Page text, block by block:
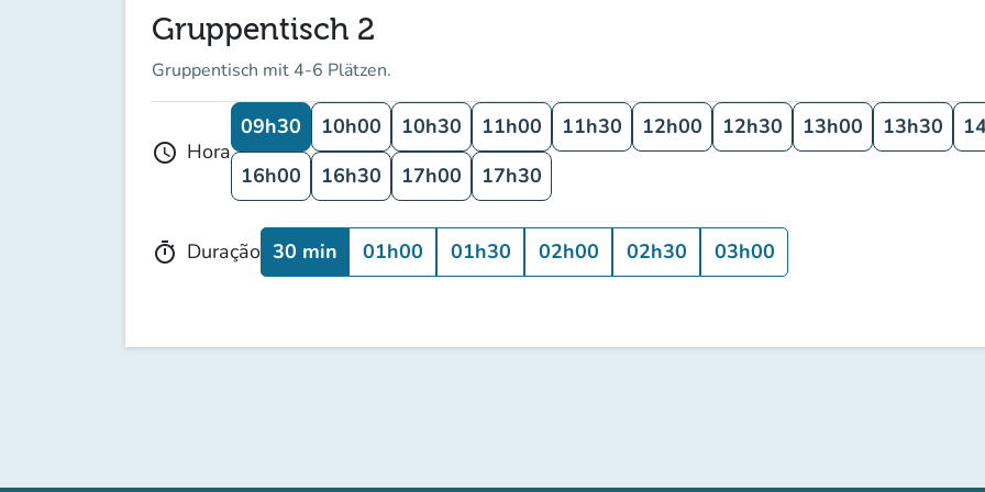
Gruppentisch 2
Gruppentisch mit 4-6 Plätzen.
schedule Hora
09h30 10h00 10h30 11h00 11h30 12h00 12h30 13h00 13h30
16h00
16h30 17h00 17h30
timer Duração 30 min 01h00 01h30 02h00 02h30 03h00